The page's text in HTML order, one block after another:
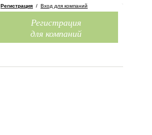
Регистрация / Вход для компаний
Регистрация
для компаний